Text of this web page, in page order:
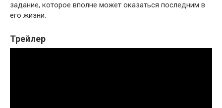
задание, которое вполне может оказаться последним в
его жизни.
Трейлер